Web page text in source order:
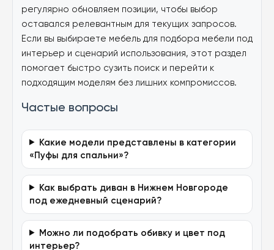
регулярно обновляем позиции, чтобы выбор
оставался релевантным для текущих запросов.
Если вы выбираете мебель для подбора мебели под
интерьер и сценарий использования, этот раздел
помогает быстро сузить поиск и перейти к
подходящим моделям без лишних компромиссов.
Частые вопросы
Какие модели представлены в категории
«Пуфы для спальни»?
Как выбрать диван в Нижнем Новгороде
под ежедневный сценарий?
Можно ли подобрать обивку и цвет под
интерьер?